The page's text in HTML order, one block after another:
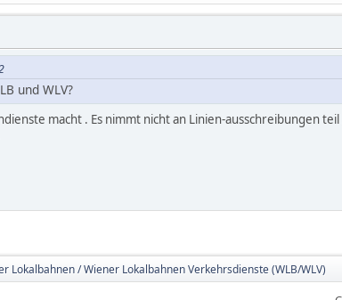
und WLV?
macht . Es nimmt nicht an Linien-ausschreibungen
Lokalbahnen / Wiener Lokalbahnen Verkehrsdienste (WLB/WLV)